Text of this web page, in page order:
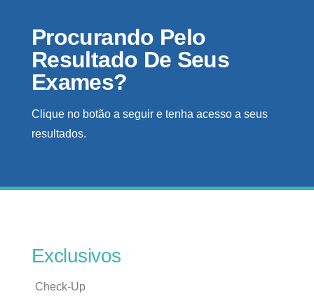
Procurando Pelo
Resultado De Seus
Exames?
Clique no botão a seguir e tenha acesso a seus
resultados.
Exclusivos
Check-Up